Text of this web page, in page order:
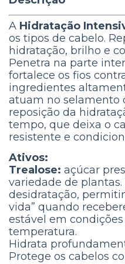
A Hidratação
os tipos de cabelo.
hidratação, brilho e
Penetra na parte
fortalece os fios
ingredientes
atuam no selamento
reposição da
tempo, que deixa o
resistente e
Ativos:
Trealose: açúcar
variedade de
desidratação,
vida” quando
estável em
temperatura.
Hidrata
Protege os cabelos